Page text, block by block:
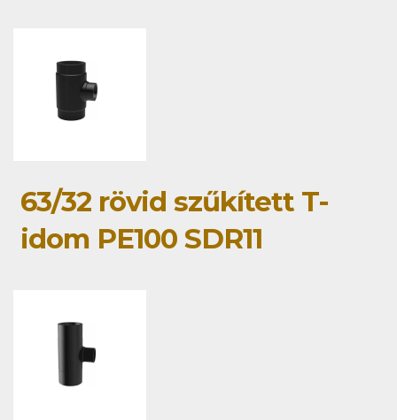
63/32 rövid szűkített T-
idom PE100 SDR11